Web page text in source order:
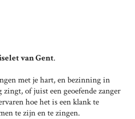
van Gent.
met je hart, en bezinning in
of juist een geoefende zanger
hoe het is een klank te
te zijn en te zingen.